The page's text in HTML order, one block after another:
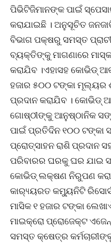
ପିଭିଟିଜିମାନଙ୍କ ପାଇଁ
କରାଯାଇଛି । ଅନୁସୂଚିତ
ବିଭାଗ ପକ୍ଷରୁ ସମସ୍ତ
ବ୍ୟକ୍ତିଙ୍କୁ ମାଗଣାରେ
କରାଯିବ ।ଏହାସହ କୋଭିଡ୍
ହଜାର ୫୦୦ ଟଙ୍କା ମୂଲ୍ୟର
ପ୍ରଦାନ କରାଯିବ । କୋଭିଡ୍
ଗୋଷ୍ଠୀଙ୍କୁ ଆନୁଷ୍ଠାନିକ
ପାଇଁ ପ୍ରତିଦିନ ୧୦୦ ଟଙ୍କା
ପ୍ରୋତ୍ସାହନ ରାଶି ପ୍ରଦାନ
ପରିବାରର ଘରକୁ ଘର ଯାଇ
କୋଭିଡ୍ ଲକ୍ଷଣ ନିରୁପଣ
କାର‌୍ୟ୍ୟରତ କମ୍ୟୁନିଟି
ମାସିକ ୧ ହଜାର ଟଙ୍କା
ମାଇକ୍ରୋ ପ୍ରୋଜେକ୍ଟ
ସମସ୍ତ କ୍ଷେତ୍ର